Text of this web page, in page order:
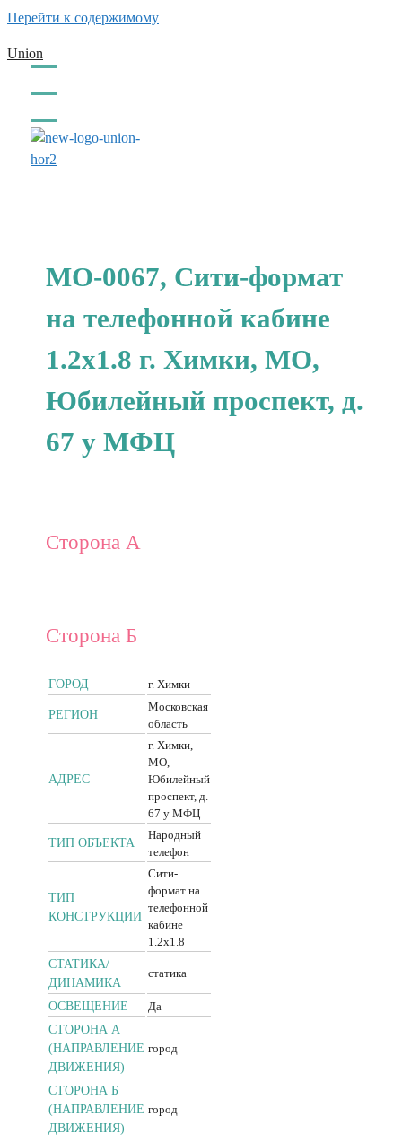
Перейти к содержимому
Union
МО-0067, Сити-формат
на телефонной кабине
1.2x1.8 г. Химки, МО,
Юбилейный проспект, д.
67 у МФЦ
Сторона А
Сторона Б
ГОРОД г. Химки
РЕГИОН
Московская
область
АДРЕС
г. Химки,
МО,
Юбилейный
проспект, д.
67 у МФЦ
ТИП ОБЪЕКТА
Народный
телефон
ТИП
КОНСТРУКЦИИ
Сити-
формат на
телефонной
кабине
1.2x1.8
CТАТИКА/
ДИНАМИКА
статика
ОСВЕЩЕНИЕ
Да
СТОРОНА А
(НАПРАВЛЕНИЕ
ДВИЖЕНИЯ)
город
СТОРОНА Б
(НАПРАВЛЕНИЕ
ДВИЖЕНИЯ)
город